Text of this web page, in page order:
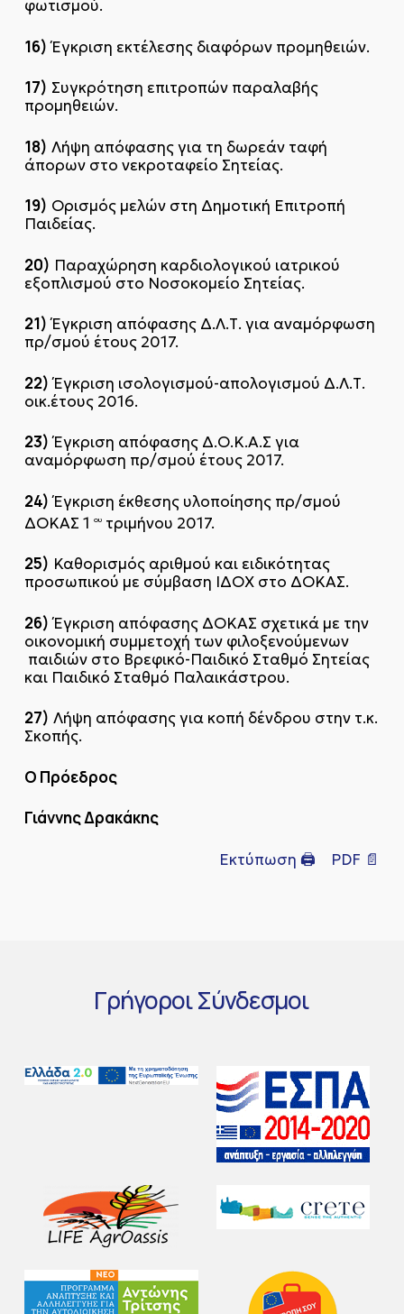
φωτισμού.
16)Έγκριση εκτέλεσης διαφόρων προμηθειών.
17) Συγκρότηση επιτροπών παραλαβής
προμηθειών.
18) Λήψη απόφασης για τη δωρεάν ταφή
άπορων στο νεκροταφείο Σητείας.
19) Ορισμός μελών στη Δημοτική Επιτροπή
Παιδείας.
20) Παραχώρηση καρδιολογικού ιατρικού
εξοπλισμού στο Νοσοκομείο Σητείας.
21)Έγκριση απόφασης Δ.Λ.Τ. για αναμόρφωση
πρ/σμού έτους 2017.
22)Έγκριση ισολογισμού-απολογισμού Δ.Λ.Τ.
οικ.έτους 2016.
23)Έγκριση απόφασης Δ.Ο.Κ.Α.Σ για
αναμόρφωση πρ/σμού έτους 2017.
24)Έγκριση έκθεσης υλοποίησης πρ/σμού
ΔΟΚΑΣ 1 ουτριμήνου 2017.
25) Καθορισμός αριθμού και ειδικότητας
προσωπικού με σύμβαση ΙΔΟΧ στο ΔΟΚΑΣ.
26)Έγκριση απόφασης ΔΟΚΑΣ σχετικά με την
οικονομική συμμετοχή των φιλοξενούμενων
παιδιών στο Βρεφικό-Παιδικό Σταθμό Σητείας
και Παιδικό Σταθμό Παλαικάστρου.
27) Λήψη απόφασης για κοπή δένδρου στην τ.κ.
Σκοπής.
Ο Πρόεδρος
Γιάννης Δρακάκης
Εκτύπωση 🖨 PDF 📄
ΓρήγοροιΣύνδεσμοι